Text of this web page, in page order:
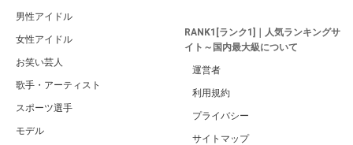
男性アイドル
女性アイドル
お笑い芸人
歌手・アーティスト
スポーツ選手
モデル
RANK1[ランク1]｜人気ランキングサ
イト～国内最大級について
運営者
利用規約
プライバシー
サイトマップ